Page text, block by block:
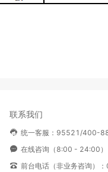
联系我们
统一客服：95521/400-
在线咨询（8:00 - 24:00）
前台电话（非业务咨询）